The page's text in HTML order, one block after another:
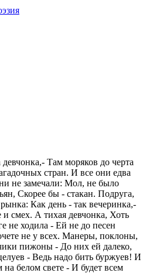
Там моряков до черта
стран. И все они едва
не замечали: Мол, не было
Скорее бы - стакан. Подруга,
Как день - так вечеринка,-
и смех. А тихая девчонка, Хоть
не ходила - Ей не до песен
не у всех. Манеры, поклоны,
пижоны - До них ей далеко,
- Ведь надо бить буржуев! И
на белом свете - И будет всем